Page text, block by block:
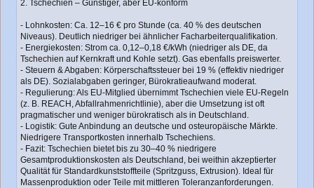
2. Tschechien – Günstiger, aber EU-konform
- Lohnkosten: Ca. 12–16 € pro Stunde (ca. 40 % des deutschen
Niveaus). Deutlich niedriger bei ähnlicher Facharbeiterqualifikation.
- Energiekosten: Strom ca. 0,12–0,18 €/kWh (niedriger als DE, da
Tschechien auf Kernkraft und Kohle setzt). Gas ebenfalls preiswerter.
- Steuern & Abgaben: Körperschaftssteuer bei 19 % (effektiv niedriger
als DE). Sozialabgaben geringer, Bürokratieaufwand moderat.
- Regulierung: Als EU-Mitglied übernimmt Tschechien viele EU-Regeln
(z. B. REACH, Abfallrahmenrichtlinie), aber die Umsetzung ist oft
pragmatischer und weniger bürokratisch als in Deutschland.
- Logistik: Gute Anbindung an deutsche und osteuropäische Märkte.
Niedrigere Transportkosten innerhalb Tschechiens.
- Fazit: Tschechien bietet bis zu 30–40 % niedrigere
Gesamtproduktionskosten als Deutschland, bei weithin akzeptierter
Qualität für Standardkunststoffteile (Spritzguss, Extrusion). Ideal für
Massenproduktion oder Teile mit mittleren Toleranzanforderungen.